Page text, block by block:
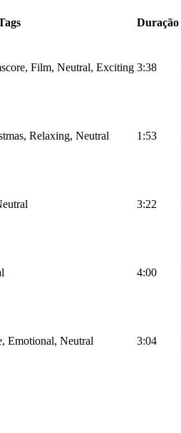
Duração
Film, Neutral, Exciting 3:38
Relaxing, Neutral 1:53
3:22
4:00
Emotional, Neutral 3:04